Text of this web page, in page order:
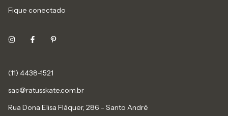
Fique conectado
(11) 4438-1521
sac@ratusskate.com.br
Rua Dona Elisa Fláquer, 286 - Santo André